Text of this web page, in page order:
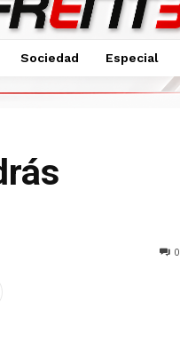
Sociedad Especial
0